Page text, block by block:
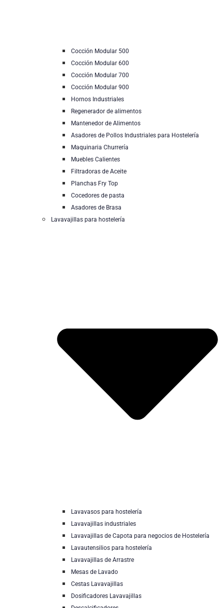
Cocción Modular 500
Cocción Modular 600
Cocción Modular 700
Cocción Modular 900
Hornos Industriales
Regenerador de alimentos
Mantenedor de Alimentos
Asadores de Pollos Industriales para Hostelería
Maquinaria Churrería
Muebles Calientes
Filtradoras de Aceite
Planchas Fry Top
Cocedores de pasta
Asadores de Brasa
Lavavajillas para hostelería
Lavavasos para hostelería
Lavavajillas industriales
Lavavajillas de Capota para negocios de Hostelería
Lavautensilios para hostelería
Lavavajillas de Arrastre
Mesas de Lavado
Cestas Lavavajillas
Dosificadores Lavavajillas